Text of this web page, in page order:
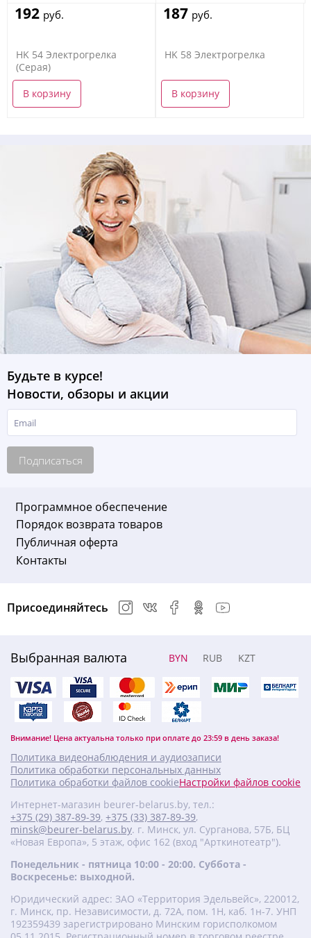
192 руб.
HK 54 Электрогрелка
(Серая)
В корзину
187 руб.
HK 58 Электрогрелка
В корзину
Будьте в курсе!
Новости, обзоры и акции
Подписаться
Программное обеспечение
Порядок возврата товаров
Публичная оферта
Контакты
Выбранная валюта BYN RUB KZT
Внимание! Цена актуальна только при оплате до 23:59 в день заказа!
Присоединяйтесь
Политика видеонаблюдения и аудиозаписи
Политика обработки персональных данных
Политика обработки файлов cookieНастройки файлов cookie
Интернет-магазин beurer-belarus.by, тел.:
+375 (29) 387-89-39, +375 (33) 387-89-39,
minsk@beurer-belarus.by. г. Минск, ул. Сурганова, 57Б, БЦ
«Новая Европа», 5 этаж, офис 162 (вход "Арткинотеатр").
Понедельник - пятница 10:00 - 20:00. Суббота -
Воскресенье: выходной.
Юридический адрес: ЗАО «Территория Эдельвейс», 220012,
г. Минск, пр. Независимости, д. 72А, пом. 1Н, каб. 1н-7. УНП
‎192359439 зарегистрировано Минским горисполкомом